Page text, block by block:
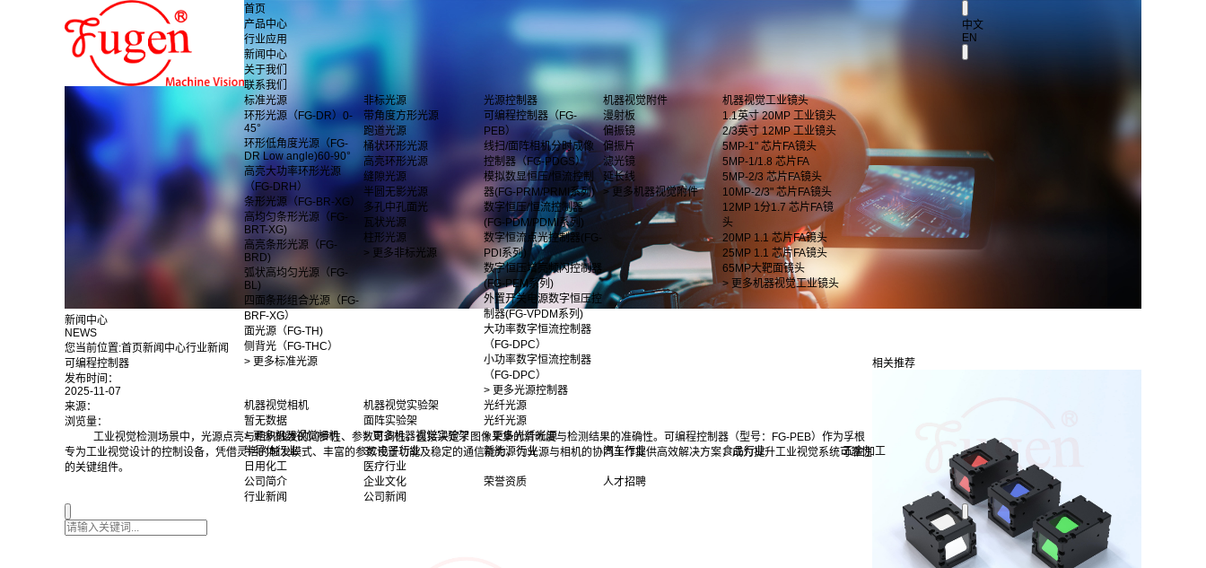
首页
产品中心
行业应用
新闻中心
关于我们
联系我们
标准光源
环形光源（FG-DR）0-
45°
环形低角度光源（FG-
DR Low angle)60-90°
高亮大功率环形光源
（FG-DRH）
条形光源（FG-BR-XG）
高均匀条形光源（FG-
BRT-XG)
高亮条形光源（FG-
BRD)
弧状高均匀光源（FG-
BL)
四面条形组合光源（FG-
BRF-XG）
面光源（FG-TH)
侧背光（FG-THC）
> 更多标准光源
非标光源
带角度方形光源
跑道光源
桶状环形光源
高亮环形光源
缝隙光源
半圆无影光源
多孔中孔面光
瓦状光源
柱形光源
> 更多非标光源
光源控制器
可编程控制器（FG-
PEB）
线扫/面阵相机分时成像
控制器（FG-PDGS）
模拟数显恒压/恒流控制
器(FG-PRM/PRMI系列)
数字恒压/恒流控制器
(FG-PDM/PDMI系列)
数字恒流点光控制器(FG-
PDI系列)
数字恒压增亮频闪控制器
(FG-PEM系列)
外置开关电源数字恒压控
制器(FG-VPDM系列)
大功率数字恒流控制器
（FG-DPC）
小功率数字恒流控制器
（FG-DPC）
> 更多光源控制器
机器视觉附件
漫射板
偏振镜
偏振片
滤光镜
延长线
> 更多机器视觉附件
机器视觉工业镜头
1.1英寸 20MP 工业镜头
2/3英寸 12MP 工业镜头
5MP-1" 芯片FA镜头
5MP-1/1.8 芯片FA
5MP-2/3 芯片FA镜头
10MP-2/3" 芯片FA镜头
12MP 1分1.7 芯片FA镜
头
20MP 1.1 芯片FA镜头
25MP 1.1 芯片FA镜头
65MP大靶面镜头
> 更多机器视觉工业镜头
机器视觉相机
暂无数据
> 更多机器视觉相机
机器视觉实验架
面阵实验架
> 更多机器视觉实验架
光纤光源
光纤光源
> 更多光纤光源
半导体行业
3C电子行业 新能源行业 汽车行业 食品行业
五金加工
日用化工
医疗行业
公司简介
企业文化 荣誉资质
人才招聘
行业新闻
公司新闻
中文
EN
新闻中心
NEWS
您当前位置:首页新闻中心行业新闻
可编程控制器
发布时间：
2025-11-07
来源：
浏览量：
工业视觉检测场景中，光源点亮与相机触发的同步性、参数可调性，直接决定了图像采集的清晰度与检测结果的准确性。可编程控制器（型号：FG-PEB）作为孚根
专为工业视觉设计的控制设备，凭借灵活的触发模式、丰富的参数设置功能及稳定的通信能力，为光源与相机的协同工作提供高效解决方案，成为提升工业视觉系统可靠性
的关键组件。
相关推荐